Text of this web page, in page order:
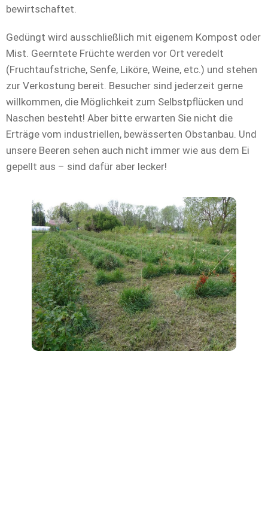
bewirtschaftet.
Gedüngt wird ausschließlich mit eigenem Kompost oder
Mist. Geerntete Früchte werden vor Ort veredelt
(Fruchtaufstriche, Senfe, Liköre, Weine, etc.) und stehen
zur Verkostung bereit. Besucher sind jederzeit gerne
willkommen, die Möglichkeit zum Selbstpflücken und
Naschen besteht! Aber bitte erwarten Sie nicht die
Erträge vom industriellen, bewässerten Obstanbau. Und
unsere Beeren sehen auch nicht immer wie aus dem Ei
gepellt aus – sind dafür aber lecker!